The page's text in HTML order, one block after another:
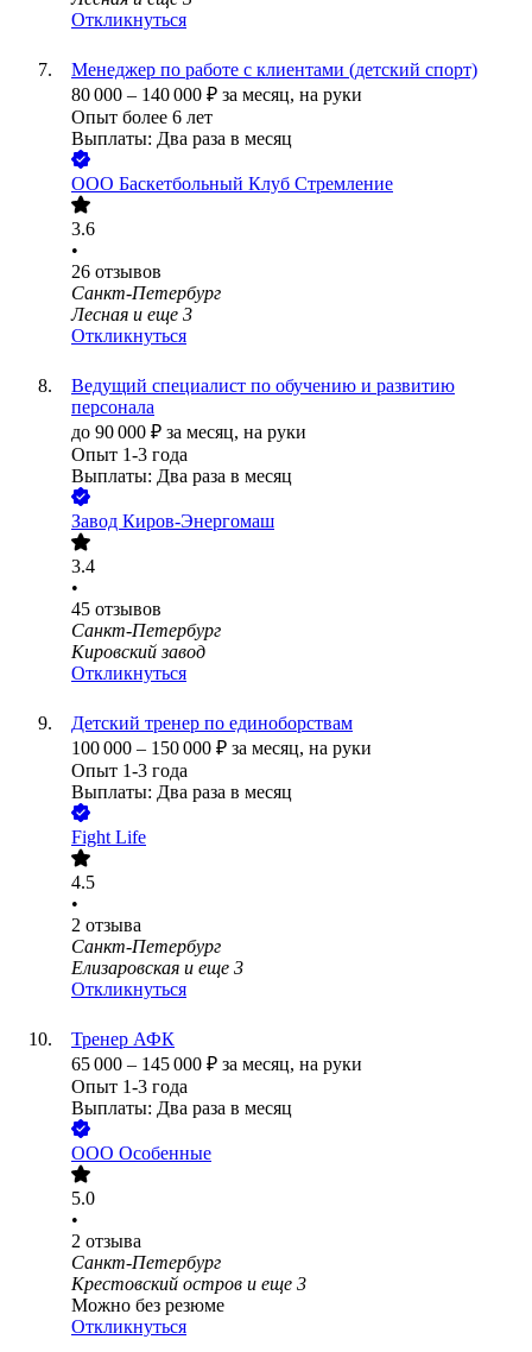
Откликнуться
Менеджер по работе с клиентами (детский спорт)
80 000 – 140 000 ₽ за месяц, на руки
Опыт более 6 лет
Выплаты: Два раза в месяц
ООО Баскетбольный Клуб Стремление
3.6
•
26 отзывов
Санкт-Петербург
Лесная и еще 3
Откликнуться
Ведущий специалист по обучению и развитию
персонала
до 90 000 ₽ за месяц, на руки
Опыт 1-3 года
Выплаты: Два раза в месяц
Завод Киров-Энергомаш
3.4
•
45 отзывов
Санкт-Петербург
Кировский завод
Откликнуться
Детский тренер по единоборствам
100 000 – 150 000 ₽ за месяц, на руки
Опыт 1-3 года
Выплаты: Два раза в месяц
Fight Life
4.5
•
2 отзыва
Санкт-Петербург
Елизаровская и еще 3
Откликнуться
Тренер АФК
65 000 – 145 000 ₽ за месяц, на руки
Опыт 1-3 года
Выплаты: Два раза в месяц
ООО Особенные
5.0
•
2 отзыва
Санкт-Петербург
Крестовский остров и еще 3
Можно без резюме
Откликнуться